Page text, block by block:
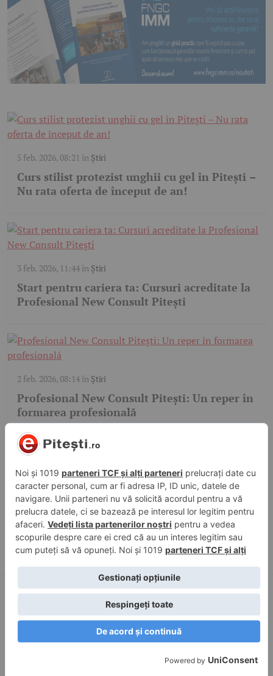
5 feb. 2026, 08:21 în Știri
Curs stilist protezist unghii cu gel în Pitești –
Nu rata oferta de început de an!
3 feb. 2026, 11:44în Știri
Start pentru cariera ta: Cursuri acreditate la
Profesional New Consult Pitești
2 feb. 2026, 08:14în Știri
Profesional New Consult Pitești: Un reper în
formarea profesională
28 ian. 2026, 08:51înȘtiri
Profesional New Consult, lider în formare
profesională în Pitești
Pagini Zone
Curtea de Argeș